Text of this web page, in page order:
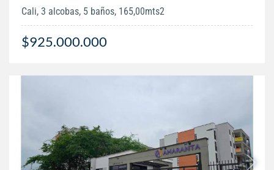
Cali, 3 alcobas, 5 baños, 165,00mts2
$925.000.000